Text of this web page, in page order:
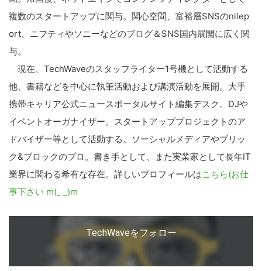
複数のスタートアップに関与。関心空間、富裕層SNSのnilep
ort、ニフティやソニーなどのブログ＆SNS国内展開に広く関
与。
現在、TechWaveのスタッフライター1号機として活動する
他、書籍などを中心に執筆活動および講演活動を展開。大手
携帯キャリア公式ニュースポータルサイト編集デスク。DJや
イベントオーガナイザー。スタートアッププロジェクトのア
ドバイザー等として活動する。ソーシャルメディアやブリッ
ク&ブロックのプロ。書き手として、また実業家として長年IT
業界に関わる希有な存在。詳しいプロフィールはこちら(お仕
事下さい m(_ _)m
TechWaveをフォロー
の
サ
イ
検